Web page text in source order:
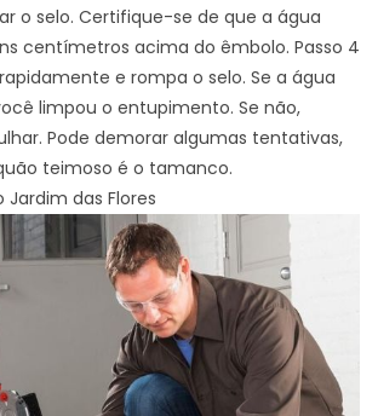
o selo. Certifique-se de que a água
centímetros acima do êmbolo. Passo 4
e rompa o selo. Se a água
limpou o entupimento. Se não,
Pode demorar algumas tentativas,
teimoso é o tamanco.
das Flores